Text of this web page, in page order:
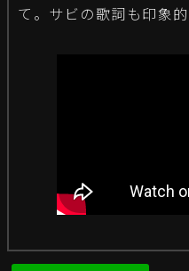
て。サビの歌詞も印象